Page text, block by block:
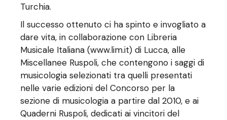
Turchia.
Il successo ottenuto ci ha spinto e invogliato a
dare vita, in collaborazione con Libreria
Musicale Italiana (www.lim.it) di Lucca, alle
Miscellanee Ruspoli, che contengono i saggi di
musicologia selezionati tra quelli presentati
nelle varie edizioni del Concorso per la
sezione di musicologia a partire dal 2010, e ai
Quaderni Ruspoli, dedicati ai vincitori del